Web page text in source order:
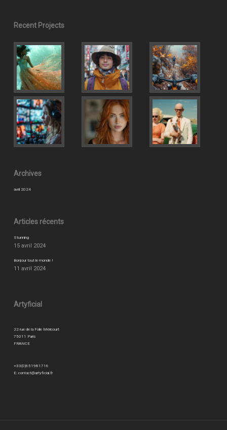
Recent Projects
Archives
avril 2024
Articles récents
Stunning
15 avril 2024
Bonjour tout le monde !
11 avril 2024
Artyficial
22 rue de la Folie Méricourt
75011 Paris
FRANCE
+33(0)651981716
E: contact@artyficial.fr